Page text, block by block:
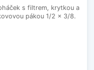
s filtrem, krytkou a
pákou 1/2 x 3/8.